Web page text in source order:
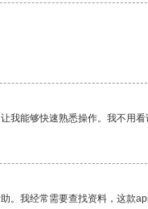
我能够快速熟悉操作。我不用看
。我经常需要查找资料，这款